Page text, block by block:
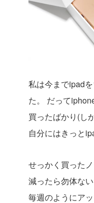
o
私は今までipad
た。
だって
買ったばかり(し
自分にはきっと
せっかく買った
減ったら勿体な
毎週のようにア